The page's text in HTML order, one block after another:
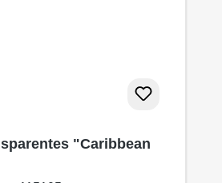
"Caribbean